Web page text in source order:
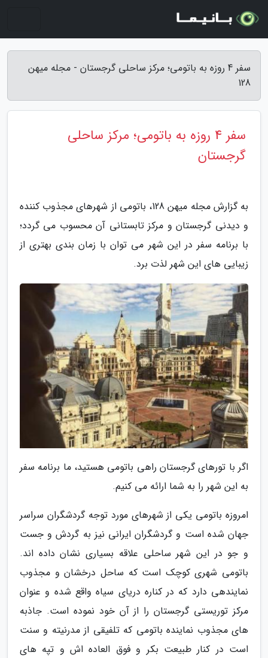
سفر 4 روزه به باتومی؛ مرکز ساحلی گرجستان - مجله میهن
128
سفر 4 روزه به باتومی؛ مرکز ساحلی
گرجستان
به گزارش مجله میهن 128، باتومی از شهرهای مجذوب کننده
و دیدنی گرجستان و مرکز تابستانی آن محسوب می گردد؛
با برنامه سفر در این شهر می توان با زمان بندی بهتری از
زیبایی های این شهر لذت برد.
اگر با تورهای گرجستان راهی باتومی هستید، ما برنامه سفر
به این شهر را به شما ارائه می کنیم.
امروزه باتومی یکی از شهرهای مورد توجه گردشگران سراسر
جهان شده است و گردشگران ایرانی نیز به گردش و جست
و جو در این شهر ساحلی علاقه بسیاری نشان داده اند.
باتومی شهری کوچک است که ساحل درخشان و مجذوب
نمایندهی دارد که در کناره دریای سیاه واقع شده و عنوان
مرکز توریستی گرجستان را از آن خود نموده است. جاذبه
های مجذوب نماینده باتومی که تلفیقی از مدرنیته و سنت
است در کنار طبیعت بکر و فوق العاده اش و تپه های